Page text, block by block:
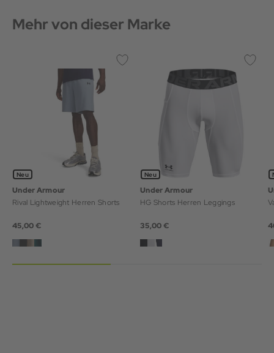
Mehr von dieser Marke
Neu
Under Armour
Rival Lightweight Herren Shorts
45,00 €
Neu
Under Armour
HG Shorts Herren Leggings
35,00 €